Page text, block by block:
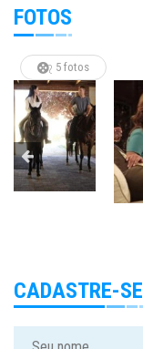
FOTOS
5 fotos
CADASTRE-SE